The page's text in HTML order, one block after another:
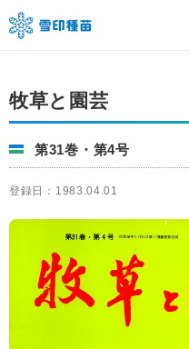
牧草と園芸
第31巻・第4号
登録日：1983.04.01